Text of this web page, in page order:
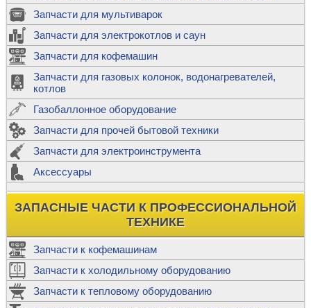
Запчасти для мультиварок
Запчасти для электрокотлов и саун
Запчасти для кофемашин
Запчасти для газовых колонок, водонагревателей,
котлов
Газобаллонное оборудование
Запчасти для прочей бытовой техники
Запчасти для электроинструмента
Аксессуары
ЗАПАСНЫЕ ЧАСТИ К ПРОФЕССИОНАЛЬНОЙ
ТЕХНИКЕ
Запчасти к кофемашинам
Запчасти к холодильному оборудованию
Запчасти к тепловому оборудованию